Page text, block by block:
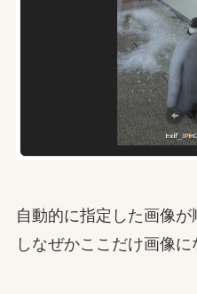
自動的に指定した画像
しなぜかここだけ画像に